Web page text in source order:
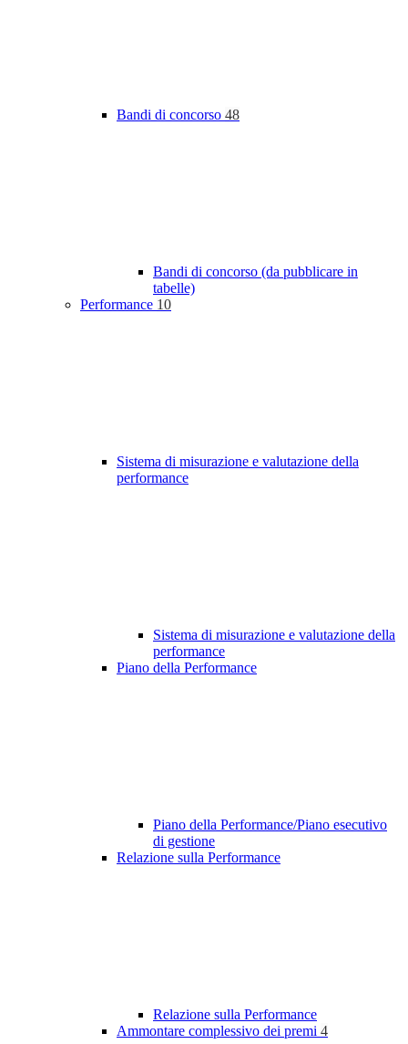
Bandi di concorso 48
Bandi di concorso (da pubblicare in
tabelle)
Performance 10
Sistema di misurazione e valutazione della
performance
Sistema di misurazione e valutazione della
performance
Piano della Performance
Piano della Performance/Piano esecutivo
di gestione
Relazione sulla Performance
Relazione sulla Performance
Ammontare complessivo dei premi 4